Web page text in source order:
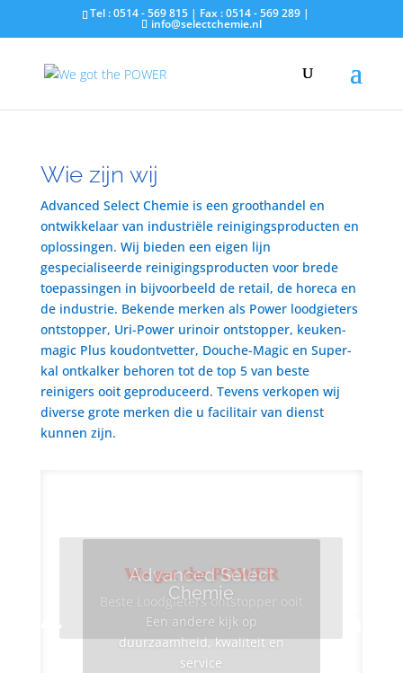
Tel : 0514 - 569 815 | Fax : 0514 - 569 289 |
info@selectchemie.nl
Wie zijn wij
Advanced Select Chemie is een groothandel en
ontwikkelaar van industriële reinigingsproducten en
oplossingen. Wij bieden een eigen lijn
gespecialiseerde reinigingsproducten voor brede
toepassingen in bijvoorbeeld de retail, de horeca en
de industrie. Bekende merken als Power loodgieters
ontstopper, Uri-Power urinoir ontstopper, keuken-
magic Plus koudontvetter, Douche-Magic en Super-
kal ontkalker behoren tot de top 5 van beste
reinigers ooit geproduceerd. Tevens verkopen wij
diverse grote merken die u facilitair van dienst
kunnen zijn.
Advanced Select
Chemie
Een andere kijk op
duurzaamheid, kwaliteit en
service
We got the POWER
Beste Loodgieters ontstopper ooit